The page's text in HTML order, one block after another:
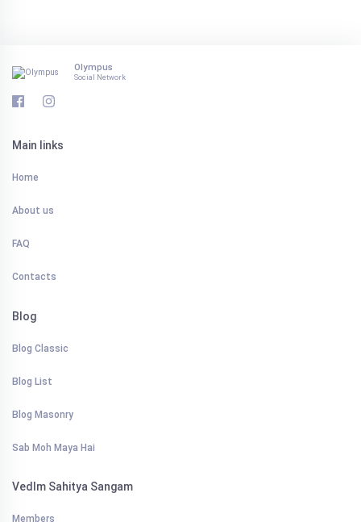
Olympus
Social Network
Main links
Home
About us
FAQ
Contacts
Blog
Blog Classic
Blog List
Blog Masonry
Sab Moh Maya Hai
VedIm Sahitya Sangam
Members